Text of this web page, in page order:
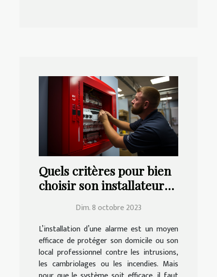
Quels critères pour bien
choisir son installateur
Dim. 8 octobre 2023
L’installation d’une alarme est un moyen
efficace de protéger son domicile ou son
local professionnel contre les intrusions,
les cambriolages ou les incendies. Mais